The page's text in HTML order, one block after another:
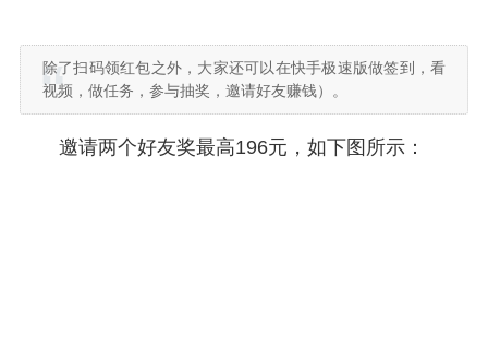
除了扫码领红包之外，大家还可以在快手极速版做签到，看
视频，做任务，参与抽奖，邀请好友赚钱）。
邀请两个好友奖最高196元，如下图所示：